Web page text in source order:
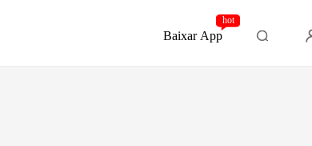
Baixar App
hot